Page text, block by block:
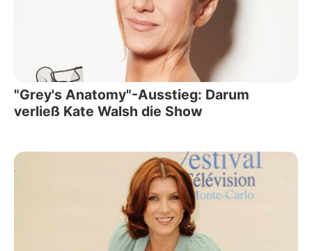
"Grey's Anatomy"-Ausstieg: Darum
verließ Kate Walsh die Show